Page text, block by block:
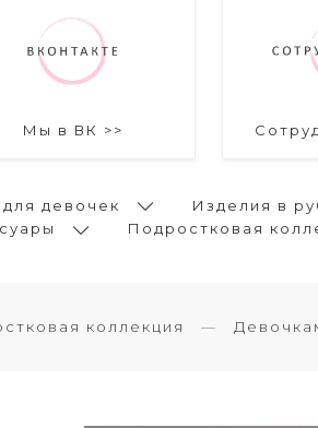
Мы в ВК >>
девочек
Изделия в
Подростковая
коллекция